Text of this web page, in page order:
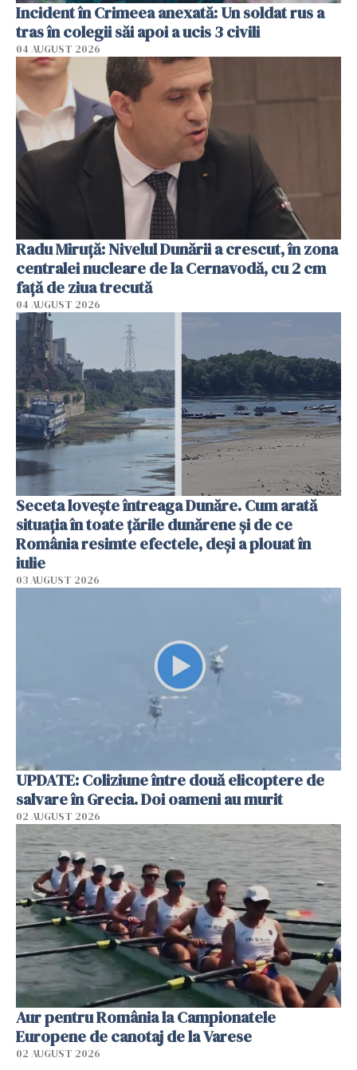
Incident în Crimeea anexată: Un soldat rus a
tras în colegii săi apoi a ucis 3 civili
04 AUGUST 2026
Radu Miruţă: Nivelul Dunării a crescut, în zona
centralei nucleare de la Cernavodă, cu 2 cm
faţă de ziua trecută
04 AUGUST 2026
Seceta lovește întreaga Dunăre. Cum arată
situația în toate țările dunărene și de ce
România resimte efectele, deși a plouat în
iulie
03 AUGUST 2026
UPDATE: Coliziune între două elicoptere de
salvare în Grecia. Doi oameni au murit
02 AUGUST 2026
Aur pentru România la Campionatele
Europene de canotaj de la Varese
02 AUGUST 2026